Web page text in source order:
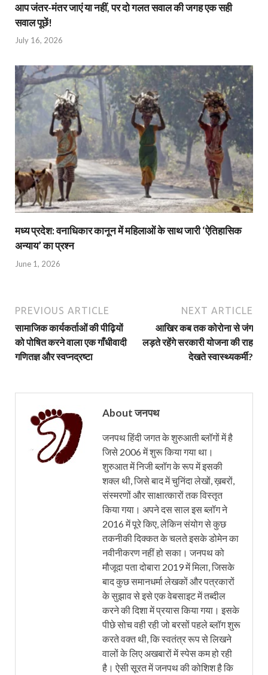
आप जंतर-मंतर जाएं या नहीं, पर दो गलत सवाल की जगह एक सही
सवाल पूछें!
July 16, 2026
मध्य प्रदेश: वनाधिकार कानून में महिलाओं के साथ जारी ‘ऐतिहासिक
अन्याय’ का प्रश्न
June 1, 2026
PREVIOUS ARTICLE
सामाजिक कार्यकर्ताओं की पीढ़ियों
को पोषित करने वाला एक गाँधीवादी
गणितज्ञ और स्वप्नद्रष्टा
NEXT ARTICLE
आखिर कब तक कोरोना से जंग
लड़ते रहेंगे सरकारी योजना की राह
देखते स्वास्थ्यकर्मी?
About जनपथ
जनपथ हिंदी जगत के शुरुआती ब्लॉगों में है
जिसे 2006 में शुरू किया गया था।
शुरुआत में निजी ब्लॉग के रूप में इसकी
शक्ल थी, जिसे बाद में चुनिंदा लेखों, ख़बरों,
संस्मरणों और साक्षात्कारों तक विस्तृत
किया गया। अपने दस साल इस ब्लॉग ने
2016 में पूरे किए, लेकिन संयोग से कुछ
तकनीकी दिक्कत के चलते इसके डोमेन का
नवीनीकरण नहीं हो सका। जनपथ को
मौजूदा पता दोबारा 2019 में मिला, जिसके
बाद कुछ समानधर्मा लेखकों और पत्रकारों
के सुझाव से इसे एक वेबसाइट में तब्दील
करने की दिशा में प्रयास किया गया। इसके
पीछे सोच वही रही जो बरसों पहले ब्लॉग शुरू
करते वक्त थी, कि स्वतंत्र रूप से लिखने
वालों के लिए अखबारों में स्पेस कम हो रही
है। ऐसी सूरत में जनपथ की कोशिश है कि